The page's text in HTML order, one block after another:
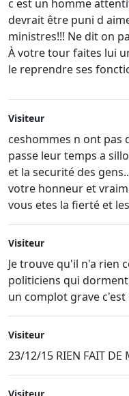
c est un homme
devrait être puni d
ministres!!! Ne dit on
À votre tour faites lui
le reprendre ses
Visiteur
ceshommes n ont pas
passe leur temps a
et la securité des
votre honneur et
vous etes la fierté et
Visiteur
Je trouve qu'il n'a rien
politiciens qui
un complot grave
Visiteur
23/12/15 RIEN FAIT DE